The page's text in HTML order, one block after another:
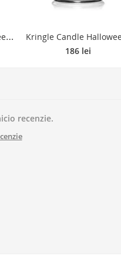
K
ringle Candle Halloween It's Evil lumânare parfumată 624 g
186 lei
recenzie.